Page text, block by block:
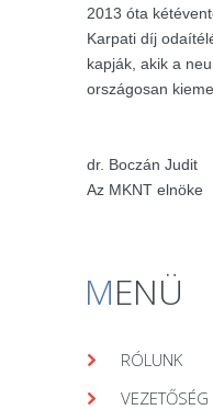
2013 óta
Karpati díj
kapják, akik a
országosan
dr. Boczán Judit
Az MKNT elnöke
MENÜ
RÓLUNK
VEZETŐSÉG